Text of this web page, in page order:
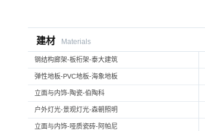
建材 Materials
钢结构廊架-板桁架-泰大建筑
弹性地板-PVC地板-海象地板
立面与内饰-陶瓷-伯陶科
户外灯光-景观灯光-森朝照明
立面与内饰-哑质瓷砖-阿帕尼